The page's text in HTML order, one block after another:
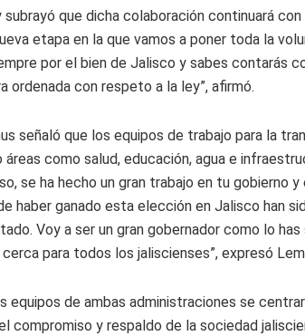
subrayó que dicha colaboración continuará
etapa en la que vamos a poner toda la
por el bien de Jalisco y sabes contarás
ordenada con respeto a la ley”, afirmó.
señaló que los equipos de trabajo para la
como salud, educación, agua e
se ha hecho un gran trabajo en tu gobierno
haber ganado esta elección en Jalisco han
Voy a ser un gran gobernador como lo
para todos los jaliscienses”, expresó
equipos de ambas administraciones se
compromiso y respaldo de la sociedad